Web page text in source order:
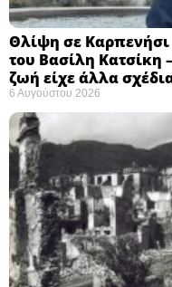
Θλίψη σε Καρπενήσι
του Βασίλη Κατσίκη
ζωή είχε άλλα
6 Αυγούστου 2026